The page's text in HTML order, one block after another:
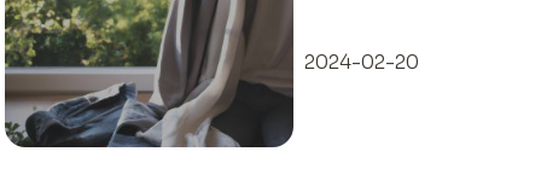
2024-02-20